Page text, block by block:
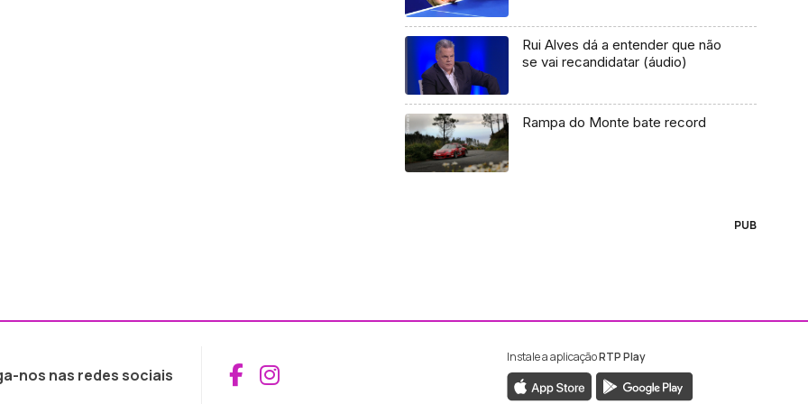
Rui Alves dá a entender que não
se vai recandidatar (áudio)
Rampa do Monte bate record
PUB
nos nas redes sociais Aceder ao Facebook da RTP Madeira
Aceder ao Instagram da RTP Madeira
Instale a aplicaçãoRTP Play